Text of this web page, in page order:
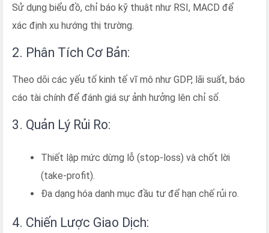
Sử dụng biểu đồ, chỉ báo kỹ thuật như RSI, MACD để
xác định xu hướng thị trường.
2. Phân Tích Cơ Bản:
Theo dõi các yếu tố kinh tế vĩ mô như GDP, lãi suất, báo
cáo tài chính để đánh giá sự ảnh hưởng lên chỉ số.
3. Quản Lý Rủi Ro:
Thiết lập mức dừng lỗ (stop-loss) và chốt lời
(take-profit).
Đa dạng hóa danh mục đầu tư để hạn chế rủi ro.
4. Chiến Lược Giao Dịch: